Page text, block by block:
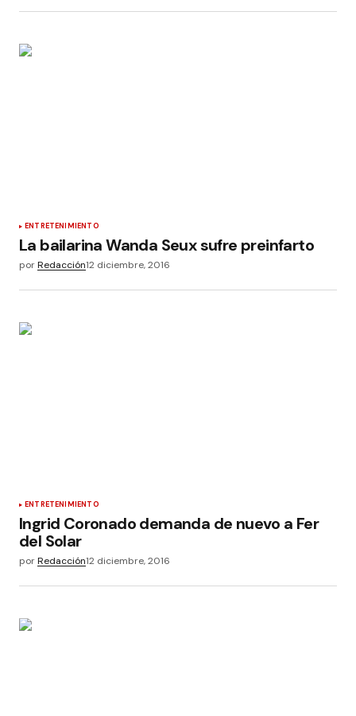
ENTRETENIMIENTO
La bailarina Wanda Seux sufre preinfarto
porRedacción12 diciembre, 2016
ENTRETENIMIENTO
Ingrid Coronado demanda de nuevo a Fer
del Solar
porRedacción12 diciembre, 2016